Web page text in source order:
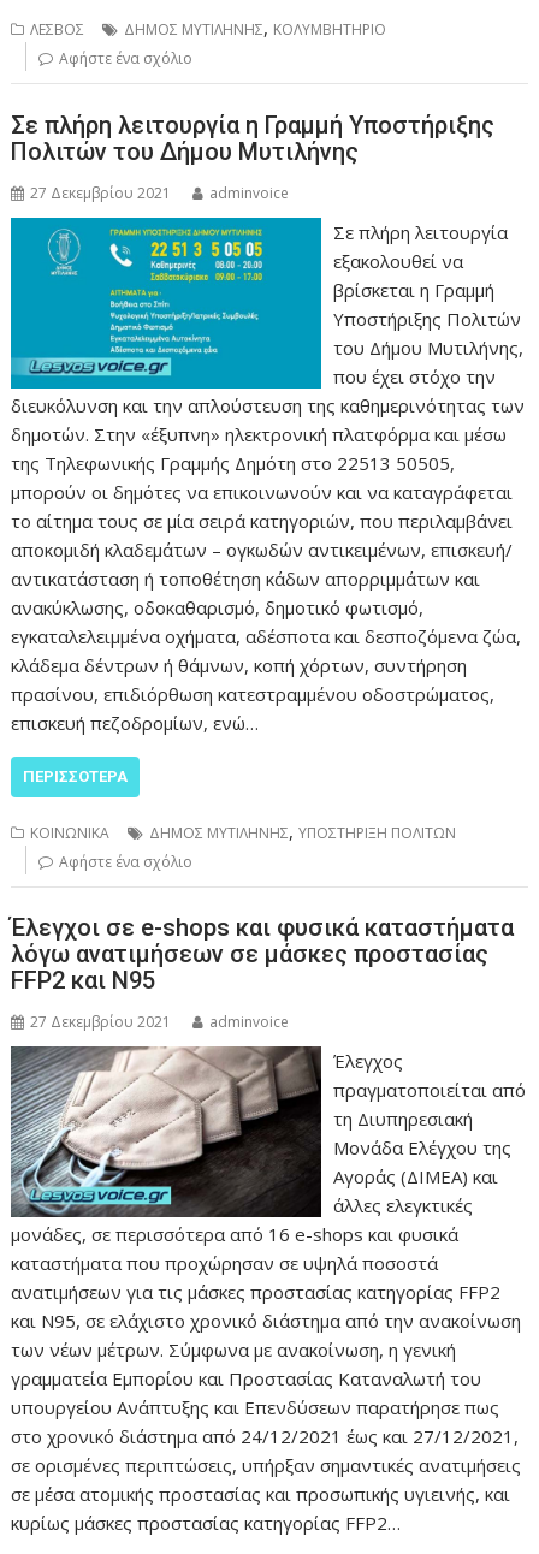
ΛΕΣΒΟΣ ΔΗΜΟΣ ΜΥΤΙΛΗΝΗΣ, ΚΟΛΥΜΒΗΤΗΡΙΟ
Αφήστε ένα σχόλιο
Σε πλήρη λειτουργία η Γραμμή Υποστήριξης
Πολιτών του Δήμου Μυτιλήνης
27 Δεκεμβρίου 2021 adminvoice
Σε πλήρη λειτουργία
εξακολουθεί να
βρίσκεται η Γραμμή
Υποστήριξης Πολιτών
του Δήμου Μυτιλήνης,
που έχει στόχο την
διευκόλυνση και την απλούστευση της καθημερινότητας των
δημοτών. Στην «έξυπνη» ηλεκτρονική πλατφόρμα και μέσω
της Τηλεφωνικής Γραμμής Δημότη στο 22513 50505,
μπορούν οι δημότες να επικοινωνούν και να καταγράφεται
το αίτημα τους σε μία σειρά κατηγοριών, που περιλαμβάνει
αποκομιδή κλαδεμάτων – ογκωδών αντικειμένων, επισκευή/
αντικατάσταση ή τοποθέτηση κάδων απορριμμάτων και
ανακύκλωσης, οδοκαθαρισμό, δημοτικό φωτισμό,
εγκαταλελειμμένα οχήματα, αδέσποτα και δεσποζόμενα ζώα,
κλάδεμα δέντρων ή θάμνων, κοπή χόρτων, συντήρηση
πρασίνου, επιδιόρθωση κατεστραμμένου οδοστρώματος,
επισκευή πεζοδρομίων, ενώ…
ΠΕΡΙΣΣΌΤΕΡΑ
ΚΟΙΝΩΝΙΚΑ ΔΗΜΟΣ ΜΥΤΙΛΗΝΗΣ,ΥΠΟΣΤΗΡΙΞΗ ΠΟΛΙΤΩΝ
Αφήστε ένα σχόλιο
Έλεγχοι σε e-shops και φυσικά καταστήματα
λόγω ανατιμήσεων σε μάσκες προστασίας
FFP2 και Ν95
27 Δεκεμβρίου 2021 adminvoice
Έλεγχος
πραγματοποιείται από
τη Διυπηρεσιακή
Μονάδα Ελέγχου της
Αγοράς (ΔΙΜΕΑ) και
άλλες ελεγκτικές
μονάδες, σε περισσότερα από 16 e-shops και φυσικά
καταστήματα που προχώρησαν σε υψηλά ποσοστά
ανατιμήσεων για τις μάσκες προστασίας κατηγορίας FFP2
και Ν95, σε ελάχιστο χρονικό διάστημα από την ανακοίνωση
των νέων μέτρων. Σύμφωνα με ανακοίνωση, η γενική
γραμματεία Εμπορίου και Προστασίας Καταναλωτή του
υπουργείου Ανάπτυξης και Επενδύσεων παρατήρησε πως
στο χρονικό διάστημα από 24/12/2021 έως και 27/12/2021,
σε ορισμένες περιπτώσεις, υπήρξαν σημαντικές ανατιμήσεις
σε μέσα ατομικής προστασίας και προσωπικής υγιεινής, και
κυρίως μάσκες προστασίας κατηγορίας FFP2…